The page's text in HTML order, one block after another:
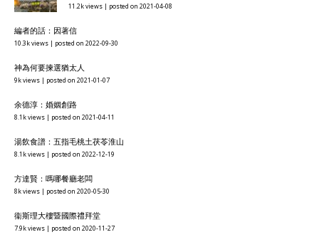
11.2k views posted on 2021-04-08
編者的話：因著信
10.3k views posted on 2022-09-30
神為何要揀選猶太人
9k views posted on 2021-01-07
余德淳：婚姻創路
8.1k views posted on 2021-04-11
湯飲食譜：五指毛桃土茯苓淮山
8.1k views posted on 2022-12-19
方達賢：嗎哪餐廳老闆
8k views posted on 2020-05-30
衞斯理大樓暨國際禮拜堂
7.9k views posted on 2020-11-27